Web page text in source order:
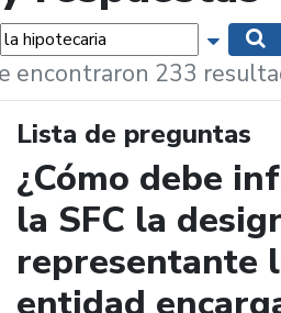
encontraron 233
Lista de preguntas
¿Cómo debe
la SFC la
representante